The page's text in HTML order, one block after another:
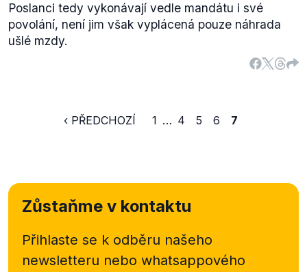
Poslanci tedy vykonávají vedle mandátu i své
povolání, není jim však vyplácená pouze náhrada
ušlé mzdy.
‹ PŘEDCHOZÍ 1 … 4 5 6 7
Zůstaňme v kontaktu
Přihlaste se k odběru našeho
newsletteru nebo whatsappového